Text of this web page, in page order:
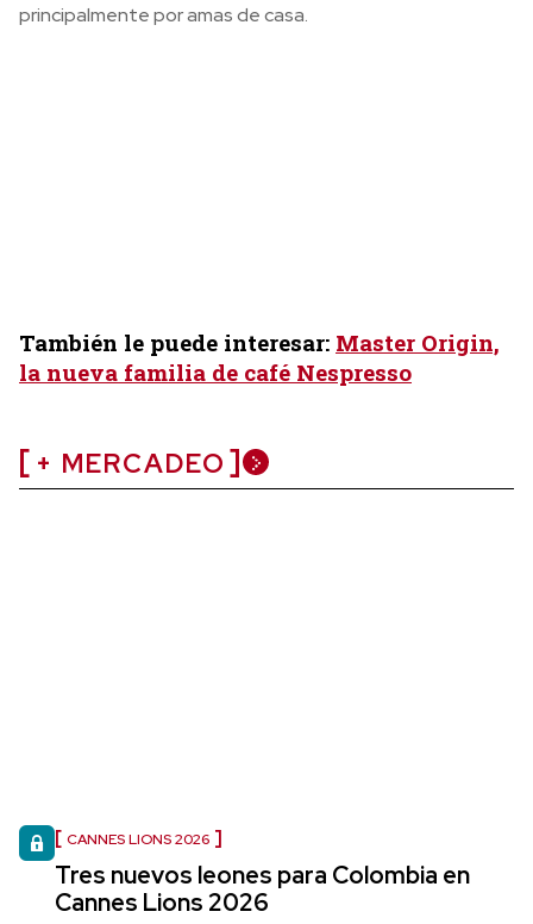
principalmente por amas de casa.
También le puede interesar: Master Origin,
la nueva familia de café Nespresso
+ MERCADEO
CANNES LIONS 2026
Tres nuevos leones para Colombia en
Cannes Lions 2026